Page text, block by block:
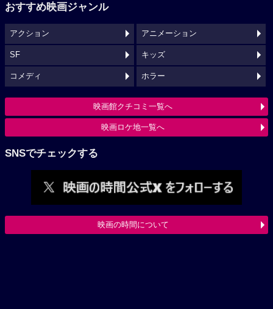
おすすめ映画ジャンル
アクション アニメーション
SF キッズ
コメディ ホラー
映画館クチコミ一覧へ
映画ロケ地一覧へ
SNSでチェックする
映画の時間について